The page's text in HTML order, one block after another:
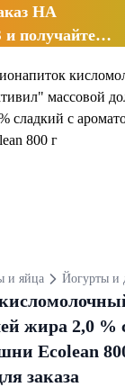
НА
и яйца Йогурты и
жира 2,0 %
Ecolean
заказа